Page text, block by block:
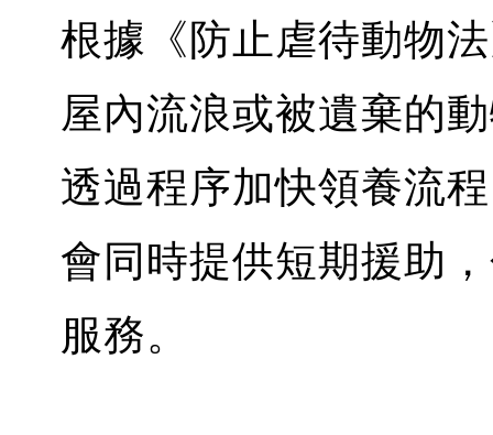
根據《防止虐待動物
屋內流浪或被遺棄的
透過程序加快領養流
會同時提供短期援助
服務。